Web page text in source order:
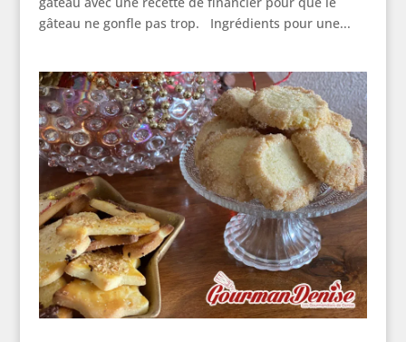
gâteau ne gonfle pas trop. Ingrédients pour une...